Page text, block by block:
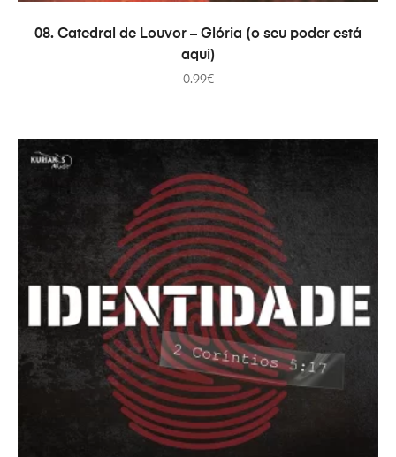
ADICIONAR
08. Catedral de Louvor – Glória (o seu poder está
aqui)
0.99€